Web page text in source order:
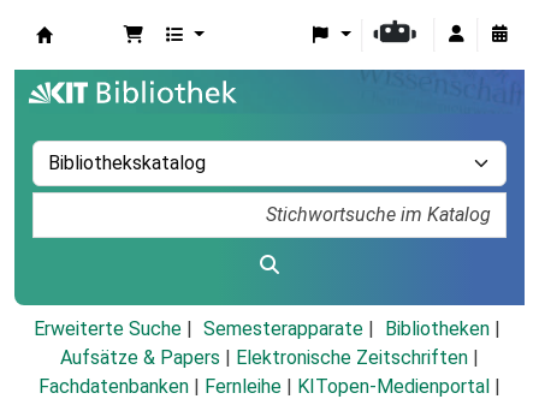
Erweiterte Suche Semesterapparate
Bibliotheken
Aufsätze & Papers
Elektronische Zeitschriften
Fachdatenbanken
Fernleihe KITopen-Medienportal